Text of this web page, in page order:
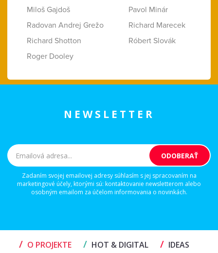
Miloš Gajdoš
Pavol Minár
Radovan Andrej Grežo
Richard Marecek
Richard Shotton
Róbert Slovák
Roger Dooley
NEWSLETTER
Zadaním svojej emailovej adresy súhlasím s jej spracovaním na
marketingové účely, ktorými sú: kontaktovanie newsletterom alebo
osobným emailom za účelom informovania o novinkách.
/ O PROJEKTE / HOT & DIGITAL / IDEAS